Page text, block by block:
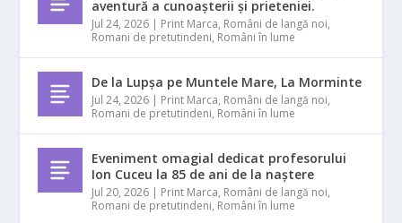
aventură a cunoașterii și prieteniei.
Jul 24, 2026 | Print Marca, Români de langă noi,
Romani de pretutindeni, Români în lume
De la Lupșa pe Muntele Mare, La Morminte
Jul 24, 2026 | Print Marca, Români de langă noi,
Romani de pretutindeni, Români în lume
Eveniment omagial dedicat profesorului
Ion Cuceu la 85 de ani de la naștere
Jul 20, 2026 | Print Marca, Români de langă noi,
Romani de pretutindeni, Români în lume